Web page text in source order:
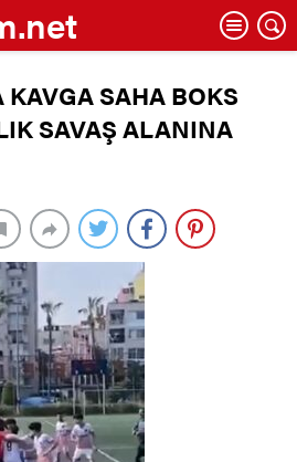
KAVGA SAHA BOKS
SAVAŞ ALANINA